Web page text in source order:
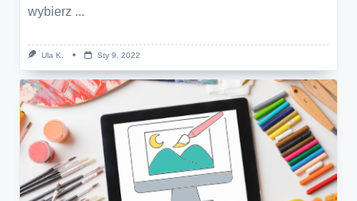
wybierz ...
Ula K. Sty 9, 2022